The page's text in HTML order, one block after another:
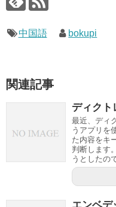
中国語 bokupi
関連記事
ディクト
最近、ディ
うアプリを
た内容をキ
判断します
うとしたの